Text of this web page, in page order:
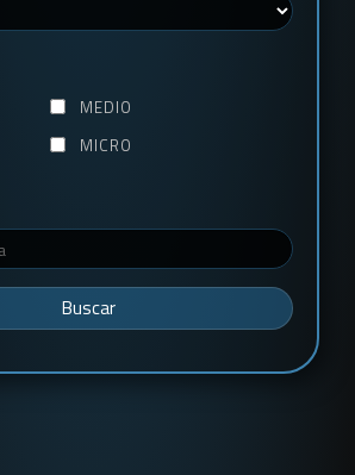
MEDIO
MICRO
Buscar